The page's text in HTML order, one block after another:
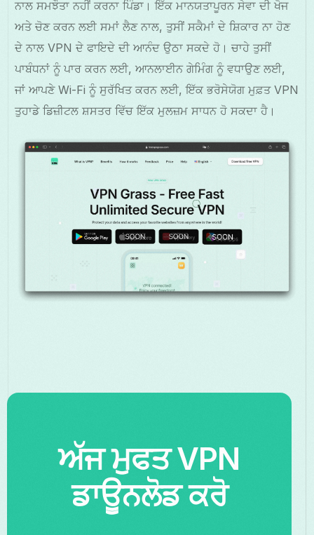
ਨਾਲ ਸਮਝੌਤਾ ਨਹੀਂ ਕਰਨਾ ਪਿੰਡਾ। ਇੱਕ ਮਾਨਯਤਾਪੂਰਨ ਸੇਵਾ ਦੀ ਖੋਜ
ਅਤੇ ਚੋਣ ਕਰਨ ਲਈ ਸਮਾਂ ਲੈਣ ਨਾਲ, ਤੁਸੀਂ ਸਕੈਮਾਂ ਦੇ ਸ਼ਿਕਾਰ ਨਾ ਹੋਣ
ਦੇ ਨਾਲ VPN ਦੇ ਫਾਇਦੇ ਦੀ ਆਨੰਦ ਉਠਾ ਸਕਦੇ ਹੋ। ਚਾਹੇ ਤੁਸੀਂ
ਪਾਬੰਧਨਾਂ ਨੂੰ ਪਾਰ ਕਰਨ ਲਈ, ਆਨਲਾਈਨ ਗੇਮਿੰਗ ਨੂੰ ਵਧਾਉਣ ਲਈ,
ਜਾਂ ਆਪਣੇ Wi-Fi ਨੂੰ ਸੁਰੱਖਿਤ ਕਰਨ ਲਈ, ਇੱਕ ਭਰੋਸੇਯੋਗ ਮੁਫ਼ਤ VPN
ਤੁਹਾਡੇ ਡਿਜ਼ੀਟਲ ਸ਼ਸਤਰ ਵਿੱਚ ਇੱਕ ਮੁਲਜ਼ਮ ਸਾਧਨ ਹੋ ਸਕਦਾ ਹੈ।
ਅੱਜ ਮੁਫਤ VPN
ਡਾਊਨਲੋਡ ਕਰੋ